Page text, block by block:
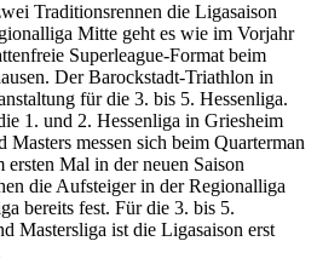
Traditionsrennen die Ligasaison
Mitte geht es wie im Vorjahr
Superleague-Format beim
Der Barockstadt-Triathlon in
für die 3. bis 5. Hessenliga.
1. und 2. Hessenliga in Griesheim
Masters messen sich beim Quarterman
Mal in der neuen Saison
die Aufsteiger in der Regionalliga
bereits fest. Für die 3. bis 5.
Mastersliga ist die Ligasaison erst